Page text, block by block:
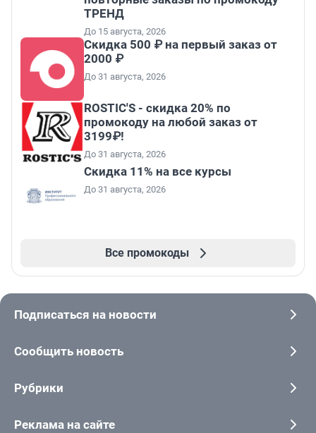
ТРЕНД
До 15 августа, 2026
Скидка 500 ₽ на первый заказ от
2000 ₽
До 31 августа, 2026
ROSTIC'S - скидка 20% по
промокоду на любой заказ от
3199₽!
До 31 августа, 2026
Скидка 11% на все курсы
До 31 августа, 2026
Все промокоды
Подписаться на новости
Сообщить новость
Рубрики
Реклама на сайте